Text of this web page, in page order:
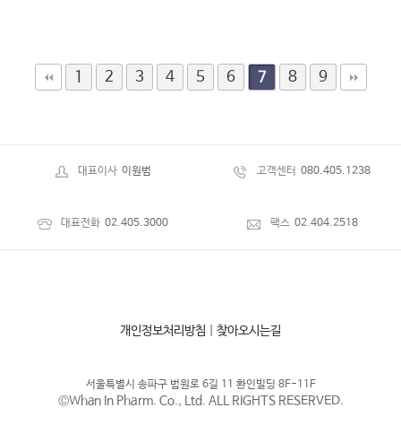
1 2 3 4 5 6 7 8 9
대표이사 이원범 고객센터 080.405.1238
대표전화 02.405.3000 팩스 02.404.2518
개인정보처리방침 찾아오시는길
서울특별시 송파구 법원로 6길 11 환인빌딩 8F-11F
©Whan In Pharm. Co., Ltd. ALL RIGHTS RESERVED.